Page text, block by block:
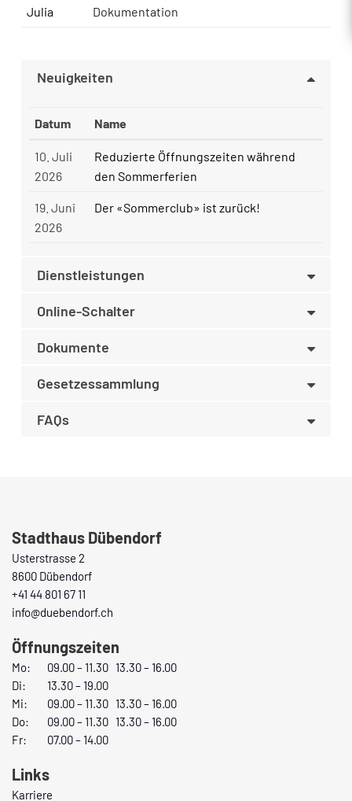
Julia
Dokumentation
Neuigkeiten
Datum Name
10. Juli
2026
Reduzierte Öffnungszeiten während
den Sommerferien
19. Juni
2026
Der «Sommerclub» ist zurück!
Dienstleistungen
Online-Schalter
Dokumente
Gesetzessammlung
FAQs
Stadthaus Dübendorf
Usterstrasse 2
8600 Dübendorf
+41 44 801 67 11
info@duebendorf.ch
Öffnungszeiten
Mo:
09.00 – 11.30 13.30 – 16.00
Di:
13.30 – 19.00
Mi:
09.00 – 11.30 13.30 – 16.00
Do:
09.00 – 11.30 13.30 – 16.00
Fr:
07.00 – 14.00
Links
Karriere